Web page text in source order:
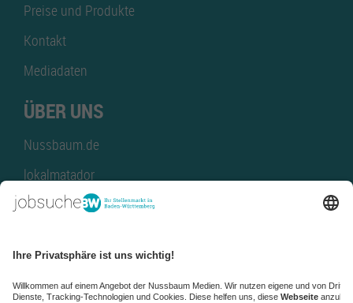
Preise und Produkte
Kontakt
Mediadaten
ÜBER UNS
Nussbaum.de
lokalmatador
kaufinBW
NussbaumID
Nussbaum Medien